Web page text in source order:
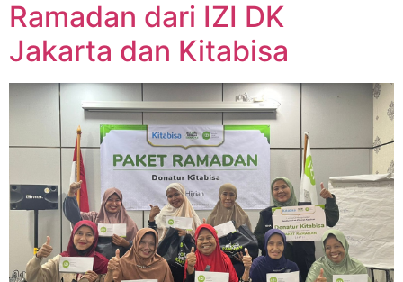
Ramadan dari IZI DK
Jakarta dan Kitabisa